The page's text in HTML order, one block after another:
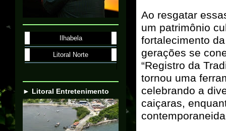
Ao resgatar
um patrimônio
fortalecimento
gerações se
“Registro da
tornou uma
celebrando a
caiçaras,
Ilhabela
Litoral Norte
► Litoral Entretenimento